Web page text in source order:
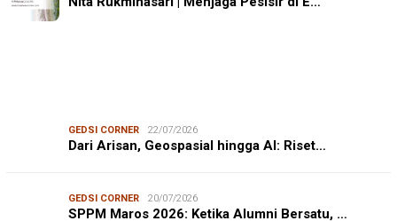
GEDSI CORNER 22/07/2026
Dari Arisan, Geospasial hingga AI: Riset…
GEDSI CORNER 20/07/2026
SPPM Maros 2026: Ketika Alumni Bersatu, …